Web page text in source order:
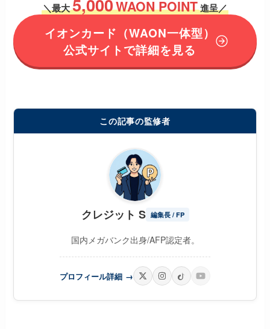
＼最大5,000WAON POINT進呈／
イオンカード （WAON一体型）
公式サイトで詳細を見る
この記事の監修者
クレジット S 編集長 / FP
国内メガバンク出身/AFP認定者。
プロフィール詳細 →